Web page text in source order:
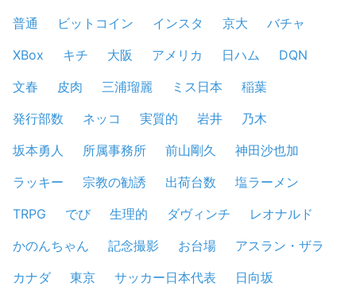
普通
ビットコイン インスタ 京大
バチャ
XBox
キチ 大阪 アメリカ 日ハム
DQN
文春
皮肉 三浦瑠麗 ミス日本
稲葉
発行部数
ネッコ 実質的 岩井
乃木
坂本勇人
所属事務所 前山剛久
神田沙也加
ラッキー
宗教の勧誘 出荷台数
塩ラーメン
TRPG
でび 生理的 ダヴィンチ
レオナルド
かのんちゃん
記念撮影 お台場
アスラン・ザラ
カナダ
東京 サッカー日本代表
日向坂